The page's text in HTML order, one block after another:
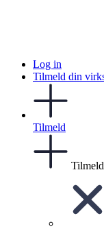
Log in
Tilmeld din
Tilmeld
Tilmeld